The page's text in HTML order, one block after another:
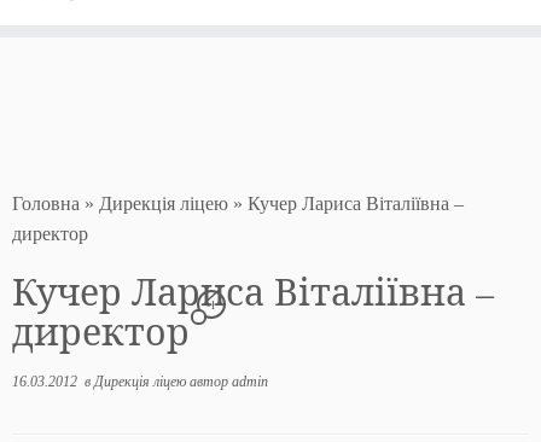
Головна » Дирекція ліцею » Кучер Лариса Віталіївна –
директор
Кучер Лариса Віталіївна –
директор
-1
16.03.2012 вДирекція ліцею автор admin